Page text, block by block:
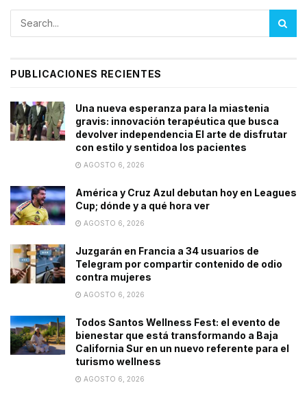
PUBLICACIONES RECIENTES
Una nueva esperanza para la miastenia
gravis: innovación terapéutica que busca
devolver independencia El arte de disfrutar
con estilo y sentidoa los pacientes
AGOSTO 6, 2026
América y Cruz Azul debutan hoy en Leagues
Cup; dónde y a qué hora ver
AGOSTO 6, 2026
Juzgarán en Francia a 34 usuarios de
Telegram por compartir contenido de odio
contra mujeres
AGOSTO 6, 2026
Todos Santos Wellness Fest: el evento de
bienestar que está transformando a Baja
California Sur en un nuevo referente para el
turismo wellness
AGOSTO 6, 2026